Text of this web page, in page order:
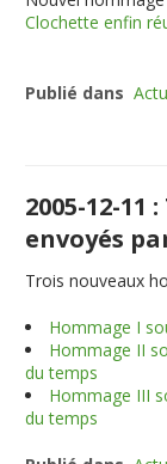
Clochette enfin
Publié dans
2005-12-
envoyés
Trois nouveaux
Hommage I
Hommage II
du temps
Hommage III
du temps